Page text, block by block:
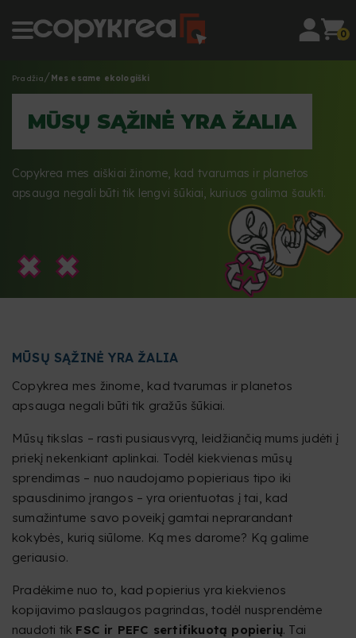
0
Pradžia Mes esame ekologiški
MŪSŲ SĄŽINĖ YRA ŽALIA
Copykrea mes aiškiai žinome, kad tvarumas ir planetos
apsauga negali būti tik lengvi šūkiai, kuriuos galima šaukti.
MŪSŲ SĄŽINĖ YRA ŽALIA
Copykrea mes žinome, kad tvarumas ir planetos
apsauga negali būti tik gražūs šūkiai.
Mūsų tikslas – rasti pusiausvyrą, leidžiančią mums judėti į
priekį nekenkiant aplinkai. Todėl kiekvienas mūsų
sprendimas – nuo naudojamo popieriaus tipo iki
spausdinimo įrangos – yra orientuotas į tai, kad
sumažintume savo poveikį gamtai neprarandant
kokybės, kurią siūlome. Ką mes darome? Ką galime
geriausio.
Pradėkime nuo to, kad popierius yra kiekvienos
kopijavimo paslaugos pagrindas, todėl nusprendėme
naudoti tik FSC ir PEFC sertifikuotą popierių. Tai